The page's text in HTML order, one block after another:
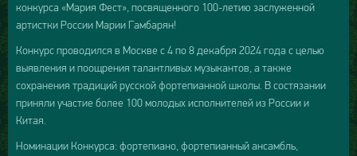
конкурса «Мария Фест», посвященного 100-летию заслуженной
артистки России Марии Гамбарян!
Конкурс проводился в Москве с 4 по 8 декабря 2024 года с целью
выявления и поощрения талантливых музыкантов, а также
сохранения традиций русской фортепианной школы. В состязании
приняли участие более 100 молодых исполнителей из России и
Китая.
Номинации Конкурса: фортепиано, фортепианный ансамбль,